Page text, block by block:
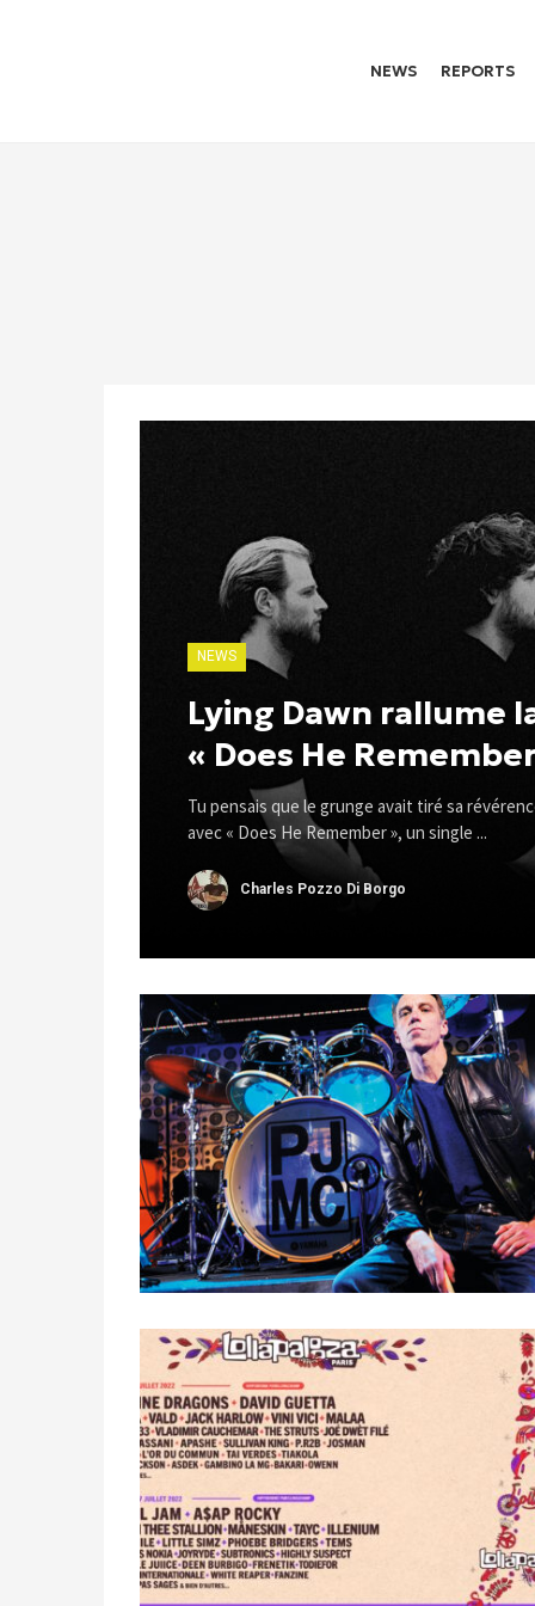
NEWS REPORTS
NEWS
Lying Dawn rallume
« Does He
Tu pensais que le grunge avait tiré sa
avec « Does He Remember », un single ...
Charles Pozzo Di Borgo